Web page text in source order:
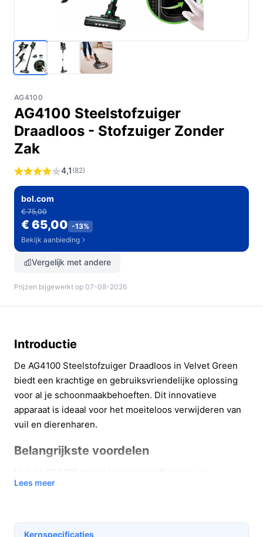
AG4100
AG4100 Steelstofzuiger
Draadloos - Stofzuiger Zonder
Zak
4,1 (82)
bol.com
€ 75,00
€ 65,00 -13%
Bekijk aanbieding
Vergelijk met andere
Prijzen bijgewerkt op 07-08-2026
Introductie
De AG4100 Steelstofzuiger Draadloos in Velvet Green
biedt een krachtige en gebruiksvriendelijke oplossing
voor al je schoonmaakbehoeften. Dit innovatieve
apparaat is ideaal voor het moeiteloos verwijderen van
vuil en dierenharen.
Belangrijkste voordelen
effectieve schoonmaakervaring. Hier zijn enkele
Krachtige zuigkracht:Met 150 airwatts verwijdert
Lees meer
Kernspecificaties